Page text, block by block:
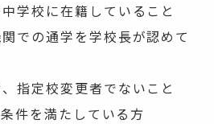
学校に在籍していること
関での通学を学校長が認めて
指定校変更者でないこと
件を満たしている方